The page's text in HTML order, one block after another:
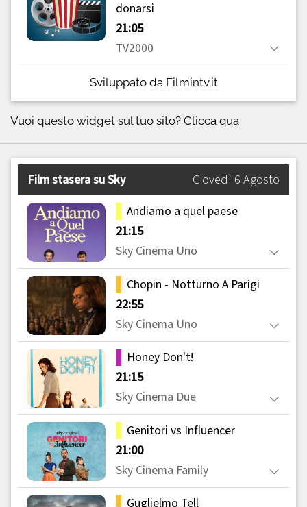
Sviluppato da Filmintv.it
Vuoi questo widget sul tuo sito? Clicca qua